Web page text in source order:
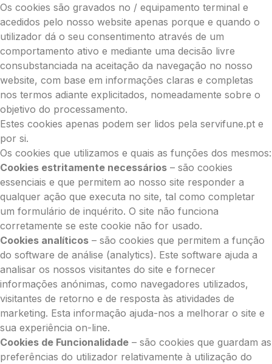
Os cookies são gravados no / equipamento terminal e
acedidos pelo nosso website apenas porque e quando o
utilizador dá o seu consentimento através de um
comportamento ativo e mediante uma decisão livre
consubstanciada na aceitação da navegação no nosso
website, com base em informações claras e completas
nos termos adiante explicitados, nomeadamente sobre o
objetivo do processamento.
Estes cookies apenas podem ser lidos pela servifune.pt e
por si.
Os cookies que utilizamos e quais as funções dos mesmos:
Cookies estritamente necessários – são cookies
essenciais e que permitem ao nosso site responder a
qualquer ação que executa no site, tal como completar
um formulário de inquérito. O site não funciona
corretamente se este cookie não for usado.
Cookies analíticos – são cookies que permitem a função
do software de análise (analytics). Este software ajuda a
analisar os nossos visitantes do site e fornecer
informações anónimas, como navegadores utilizados,
visitantes de retorno e de resposta às atividades de
marketing. Esta informação ajuda-nos a melhorar o site e
sua experiência on-line.
Cookies de Funcionalidade – são cookies que guardam as
preferências do utilizador relativamente à utilização do